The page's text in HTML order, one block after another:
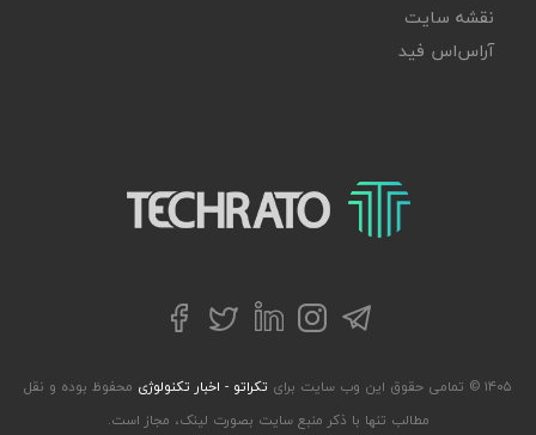
نقشه سایت
آر‌اس‌اس فید
تکراتو – زندگی با تکنولوژی
تلگراماینستاگرام
لینکداینتوییترفیسبوک
۱۴۰۵ © تمامی حقوق این وب سایت برای تکراتو - اخبار تکنولوژی محفوظ بوده و نقل
مطالب تنها با ذکر منبع سایت بصورت لینک، مجاز است.